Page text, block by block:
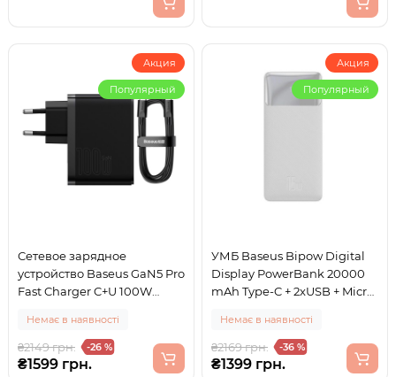
Акция
Популярный
Сетевое зарядное
устройство Baseus GaN5 Pro
Fast Charger C+U 100W
(CCGP090201)
Немає в наявності
₴2149 грн. -26 %
₴1599 грн.
Акция
Популярный
УМБ Baseus Bipow Digital
Display PowerBank 20000
mAh Type-C + 2xUSB + Micro
(PPBD050102)
Немає в наявності
₴2169 грн. -36 %
₴1399 грн.